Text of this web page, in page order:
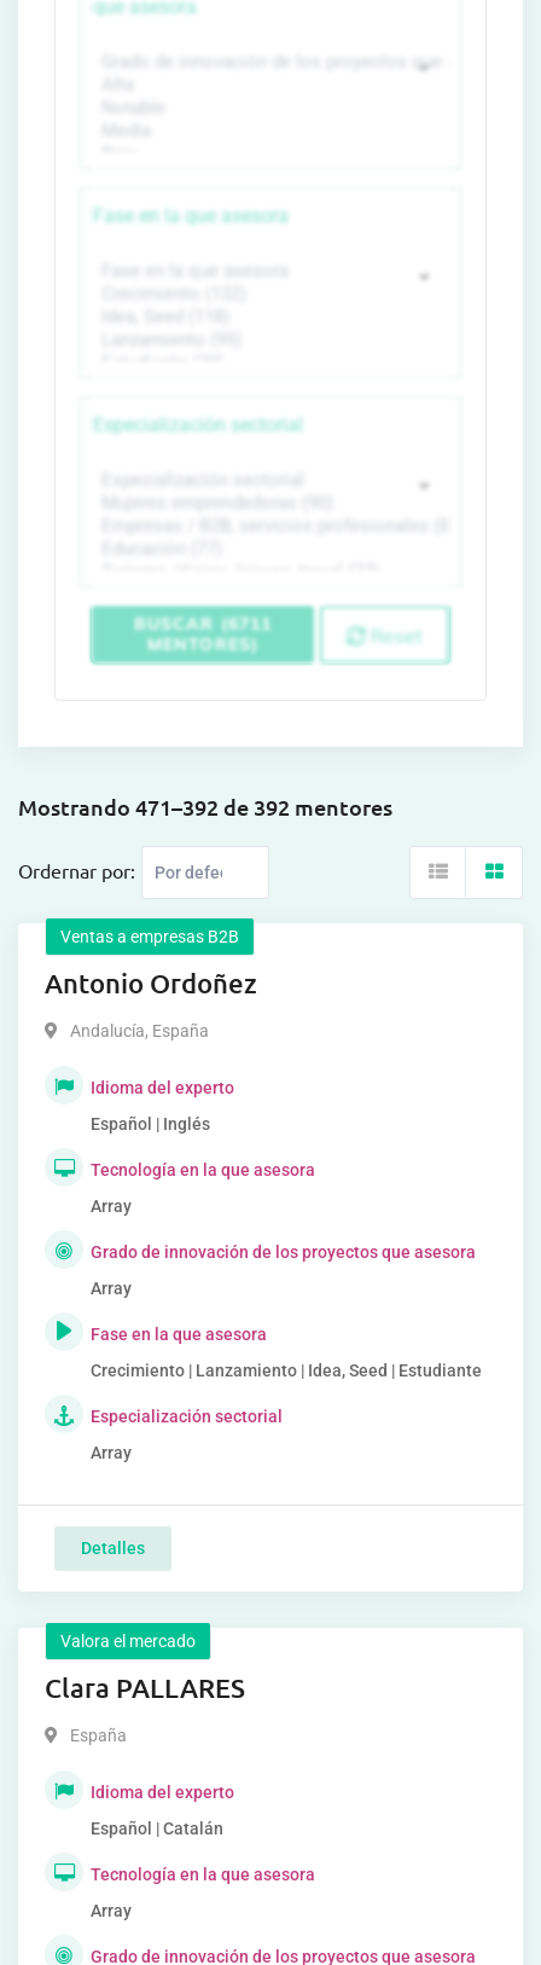
que asesora
Fase en la que asesora
Especialización sectorial
BUSCAR (6711
MENTORES)
Reset
Mostrando 471–392 de 392 mentores
Ordernar por:
Ventas a empresas B2B
Antonio Ordoñez
Andalucía, España
Idioma del experto
Español | Inglés
Tecnología en la que asesora
Array
Grado de innovación de los proyectos que asesora
Array
Fase en la que asesora
Crecimiento | Lanzamiento | Idea, Seed | Estudiante
Especialización sectorial
Array
Detalles
Valora el mercado
Clara PALLARES
España
Idioma del experto
Español | Catalán
Tecnología en la que asesora
Array
Grado de innovación de los proyectos que asesora